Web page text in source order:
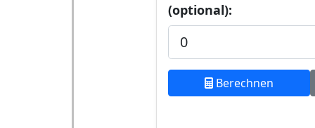
(optional):
Berechnen